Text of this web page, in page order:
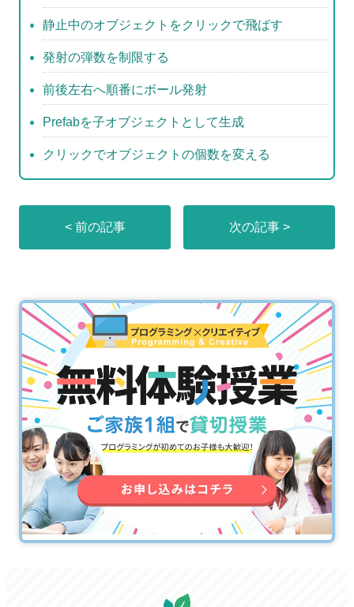
静止中のオブジェクトをクリックで飛ばす
発射の弾数を制限する
前後左右へ順番にボール発射
Prefabを子オブジェクトとして生成
クリックでオブジェクトの個数を変える
< 前の記事 次の記事 >